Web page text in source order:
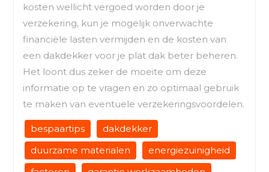
kosten wellicht vergoed worden door je
verzekering, kun je mogelijk onverwachte
financiële lasten vermijden en de kosten van
een dakdekker voor je plat dak beter beheren.
Het loont dus zeker de moeite om deze
informatie op te vragen en zo optimaal gebruik
te maken van eventuele verzekeringsvoordelen.
bespaartips
dakdekker
duurzame materialen
energiezuinigheid